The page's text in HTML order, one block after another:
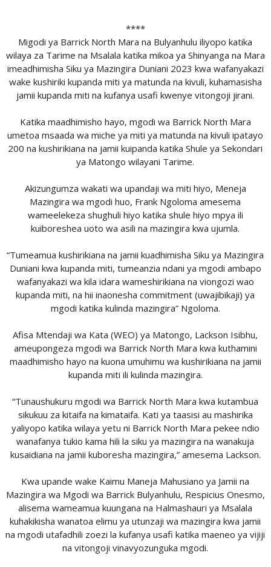
****
Migodi ya Barrick North Mara na Bulyanhulu iliyopo katika
wilaya za Tarime na Msalala katika mikoa ya Shinyanga na Mara
imeadhimisha Siku ya Mazingira Duniani 2023 kwa wafanyakazi
wake kushiriki kupanda miti ya matunda na kivuli, kuhamasisha
jamii kupanda miti na kufanya usafi kwenye vitongoji jirani.
Katika maadhimisho hayo, mgodi wa Barrick North Mara
umetoa msaada wa miche ya miti ya matunda na kivuli ipatayo
200 na kushirikiana na jamii kuipanda katika Shule ya Sekondari
ya Matongo wilayani Tarime.
Akizungumza wakati wa upandaji wa miti hiyo, Meneja
Mazingira wa mgodi huo, Frank Ngoloma amesema
wameelekeza shughuli hiyo katika shule hiyo mpya ili
kuiboreshea uoto wa asili na mazingira kwa ujumla.
“Tumeamua kushirikiana na jamii kuadhimisha Siku ya Mazingira
Duniani kwa kupanda miti, tumeanzia ndani ya mgodi ambapo
wafanyakazi wa kila idara wameshirikiana na viongozi wao
kupanda miti, na hii inaonesha commitment (uwajibikaji) ya
mgodi katika kulinda mazingira” Ngoloma.
Afisa Mtendaji wa Kata (WEO) ya Matongo, Lackson Isibhu,
ameupongeza mgodi wa Barrick North Mara kwa kuthamini
maadhimisho hayo na kuona umuhimu wa kushirikiana na jamii
kupanda miti ili kulinda mazingira.
“Tunaushukuru mgodi wa Barrick North Mara kwa kutambua
sikukuu za kitaifa na kimataifa. Kati ya taasisi au mashirika
yaliyopo katika wilaya yetu ni Barrick North Mara pekee ndio
wanafanya tukio kama hili la siku ya mazingira na wanakuja
kusaidiana na jamii kuboresha mazingira,” amesema Lackson.
Kwa upande wake Kaimu Maneja Mahusiano ya Jamii na
Mazingira wa Mgodi wa Barrick Bulyanhulu, Respicius Onesmo,
alisema wameamua kuungana na Halmashauri ya Msalala
kuhakikisha wanatoa elimu ya utunzaji wa mazingira kwa jamii
na mgodi utafadhili zoezi la kufanya usafi katika maeneo ya vijiji
na vitongoji vinavyozunguka mgodi.